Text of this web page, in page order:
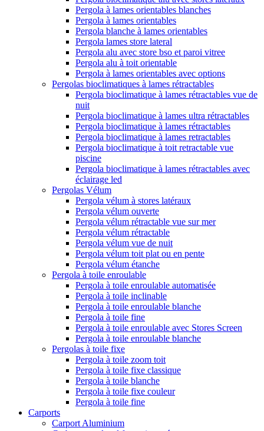
Pergola à lames orientables blanches
Pergola à lames orientables
Pergola blanche à lames orientables
Pergola lames store lateral
Pergola alu avec store bso et paroi vitree
Pergola alu à toit orientable
Pergola à lames orientables avec options
Pergolas bioclimatiques à lames rétractables
Pergola bioclimatique à lames rétractables vue de
nuit
Pergola bioclimatique à lames ultra rétractables
Pergola bioclimatique à lames rétractables
Pergola bioclimatique à lames retractables
Pergola bioclimatique à toit retractable vue
piscine
Pergola bioclimatique à lames rétractables avec
éclairage led
Pergolas Vélum
Pergola vélum à stores latéraux
Pergola vélum ouverte
Pergola vélum rétractable vue sur mer
Pergola vélum rétractable
Pergola vélum vue de nuit
Pergola vélum toit plat ou en pente
Pergola vélum étanche
Pergola à toile enroulable
Pergola à toile enroulable automatisée
Pergola à toile inclinable
Pergola à toile enroulable blanche
Pergola à toile fine
Pergola à toile enroulable avec Stores Screen
Pergola à toile enroulable blanche
Pergolas à toile fixe
Pergola à toile zoom toit
Pergola à toile fixe classique
Pergola à toile blanche
Pergola à toile fixe couleur
Pergola à toile fine
Carports
Carport Aluminium